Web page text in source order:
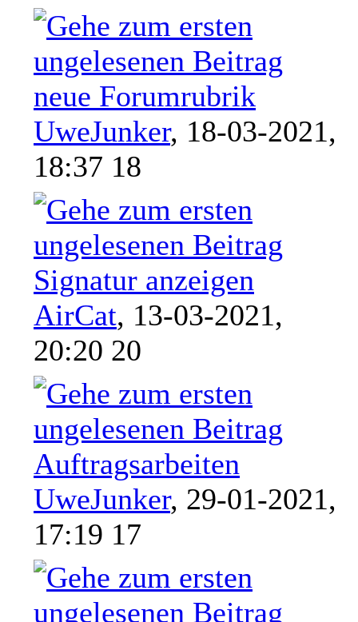
neue Forumrubrik
UweJunker, 18-03-2021,
18:37 18
Signatur anzeigen
AirCat, 13-03-2021,
20:20 20
Auftragsarbeiten
UweJunker, 29-01-2021,
17:19 17